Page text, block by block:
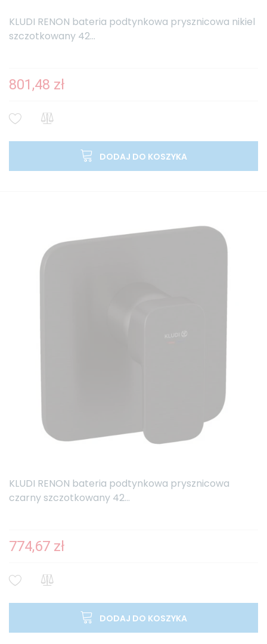
KLUDI RENON bateria podtynkowa prysznicowa nikiel
szczotkowany 42...
801,48 zł
DODAJ DO KOSZYKA
KLUDI RENON bateria podtynkowa prysznicowa
czarny szczotkowany 42...
774,67 zł
DODAJ DO KOSZYKA